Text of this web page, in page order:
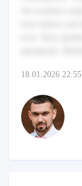
18.01.2026 22:55